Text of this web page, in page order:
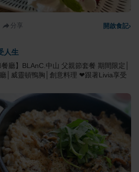
分享 開啟食記›
人生
餐廳】BLAnC.中山 父親節套餐 期間限定│
│威靈頓鴨胸│創意料理 ❤跟著Livia享受